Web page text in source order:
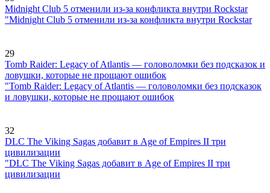
Midnight Club 5 отменили из-за конфликта внутри Rockstar
"Midnight Club 5 отменили из-за конфликта внутри Rockstar
29
Tomb Raider: Legacy of Atlantis — головоломки без подсказок и
ловушки, которые не прощают ошибок
"Tomb Raider: Legacy of Atlantis — головоломки без подсказок
и ловушки, которые не прощают ошибок
32
DLC The Viking Sagas добавит в Age of Empires II три
цивилизации
"DLC The Viking Sagas добавит в Age of Empires II три
цивилизации